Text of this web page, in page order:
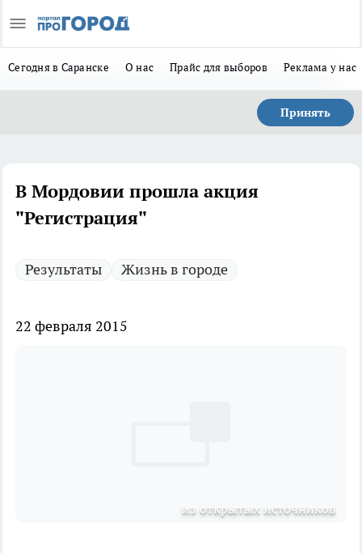
Сегодня в Саранске О нас Прайс для выборов Реклама у нас
Принять
В Мордовии прошла акция
"Регистрация"
Результаты Жизнь в городе
22 февраля 2015
из открытых источников